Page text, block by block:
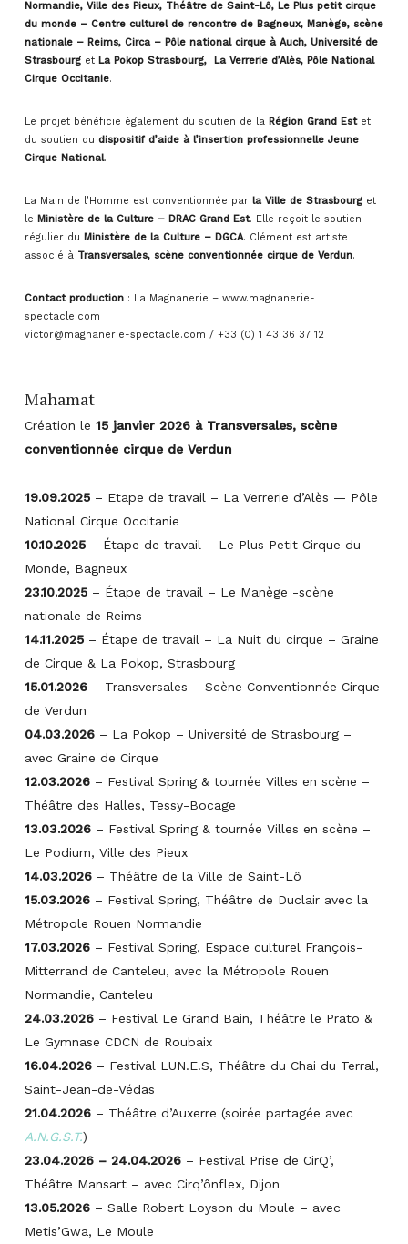
Normandie, Ville des Pieux, Théâtre de Saint-Lô, Le Plus petit cirque
du monde – Centre culturel de rencontre de Bagneux, Manège, scène
nationale – Reims, Circa – Pôle national cirque à Auch, Université de
Strasbourg etLa Pokop Strasbourg,
La Verrerie d’Alès, Pôle National
Cirque Occitanie.
Le projet bénéficie également du soutien de la Région Grand Estet
du soutien du dispositif d’aide à l’insertion professionnelle Jeune
Cirque National.
La Main de l’Homme est conventionnée par la Ville de Strasbourg et
le Ministère de la Culture – DRAC Grand Est. Elle reçoit le soutien
régulier du Ministère de la Culture – DGCA. Clément est artiste
associé à Transversales, scène conventionnée cirque de Verdun.
Contact production : La Magnanerie – www.magnanerie-
spectacle.com
victor@magnanerie-spectacle.com / +33 (0) 1 43 36 37 12
Mahamat
Création le 15 janvier 2026 à Transversales, scène
conventionnée cirque de Verdun
19.09.2025– Etape de travail – La Verrerie d’Alès — Pôle
National Cirque Occitanie
10.10.2025– Étape de travail – Le Plus Petit Cirque du
Monde, Bagneux
23.10.2025– Étape de travail – Le Manège -scène
nationale de Reims
14.11.2025– Étape de travail – La Nuit du cirque – Graine
de Cirque & La Pokop, Strasbourg
15.01.2026– Transversales – Scène Conventionnée Cirque
de Verdun
04.03.2026 – La Pokop – Université de Strasbourg –
avec Graine de Cirque
12.03.2026– Festival Spring & tournée Villes en scène –
Théâtre des Halles, Tessy-Bocage
13.03.2026– Festival Spring & tournée Villes en scène –
Le Podium, Ville des Pieux
14.03.2026– Théâtre de la Ville de Saint-Lô
15.03.2026– Festival Spring, Théâtre de Duclair avec la
Métropole Rouen Normandie
17.03.2026– Festival Spring, Espace culturel François-
Mitterrand de Canteleu, avec la Métropole Rouen
Normandie, Canteleu
24.03.2026– Festival Le Grand Bain, Théâtre le Prato &
Le Gymnase CDCN de Roubaix
16.04.2026– Festival LUN.E.S, Théâtre du Chai du Terral,
Saint-Jean-de-Védas
21.04.2026– Théâtre d’Auxerre (soirée partagée avec
A.N.G.S.T.)
23.04.2026 – 24.04.2026– Festival Prise de CirQ’,
Théâtre Mansart – avec Cirq’ônflex, Dijon
13.05.2026– Salle Robert Loyson du Moule – avec
Metis’Gwa, Le Moule